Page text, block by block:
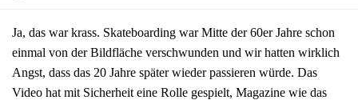
Ja, das war krass. Skateboarding war Mitte der 60er Jahre schon
einmal von der Bildfläche verschwunden und wir hatten wirklich
Angst, dass das 20 Jahre später wieder passieren würde. Das
Video hat mit Sicherheit eine Rolle gespielt, Magazine wie das